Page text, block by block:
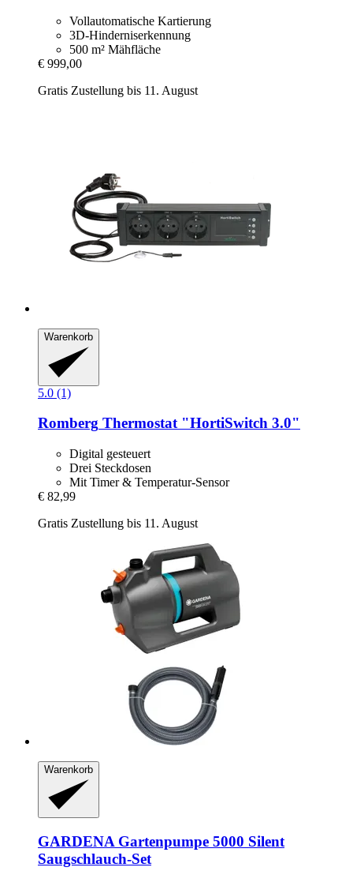
Vollautomatische Kartierung
3D-Hinderniserkennung
500 m² Mähfläche
€ 999,00
Gratis Zustellung bis 11. August
Warenkorb
5.0 (1)
Romberg Thermostat "HortiSwitch 3.0"
Digital gesteuert
Drei Steckdosen
Mit Timer & Temperatur-Sensor
€ 82,99
Gratis Zustellung bis 11. August
Warenkorb
GARDENA Gartenpumpe 5000 Silent
Saugschlauch-​Set